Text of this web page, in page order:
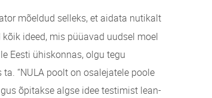
mõeldud selleks, et aidata nutikalt
ideed, mis püüavad uudsel moel
Eesti ühiskonnas, olgu tegu
“NULA poolt on osalejatele poole
õpitakse algse idee testimist lean-